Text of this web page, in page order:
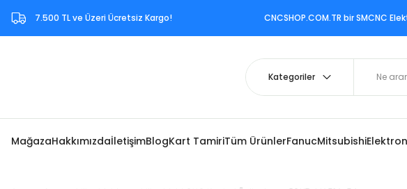
7.500 TL ve Üzeri Ücretsiz Kargo!‎ CNCSHOP.COM.TR ‎bir SMCNC
MağazaHakkımızdaİletişimBlogKart TamiriTüm ÜrünlerFanucMitsubishi